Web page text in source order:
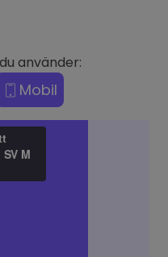
använder:
Mobil